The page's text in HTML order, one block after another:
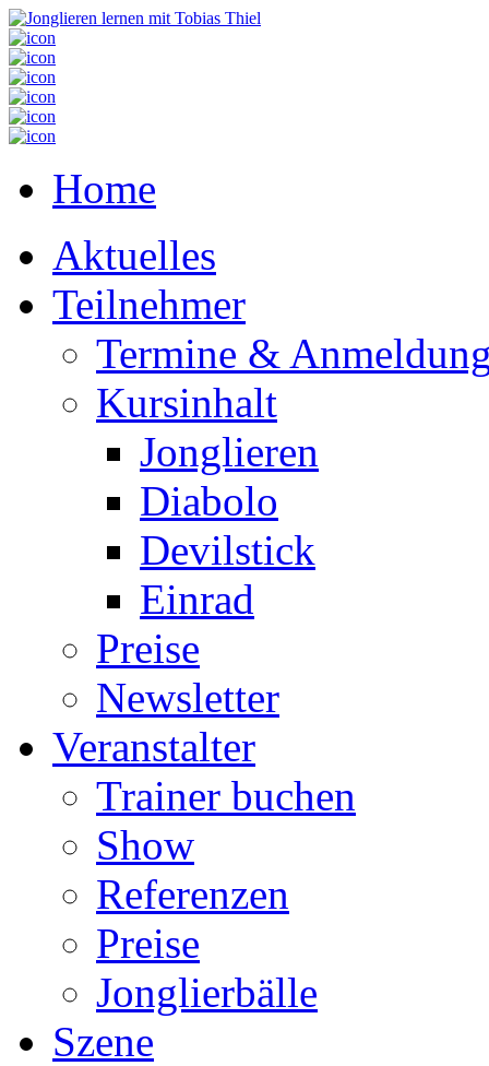
Home
Aktuelles
Teilnehmer
Termine &
Kursinhalt
Jonglieren
Diabolo
Devilstick
Einrad
Preise
Newsletter
Veranstalter
Trainer buchen
Show
Referenzen
Preise
Jonglierbälle
Szene